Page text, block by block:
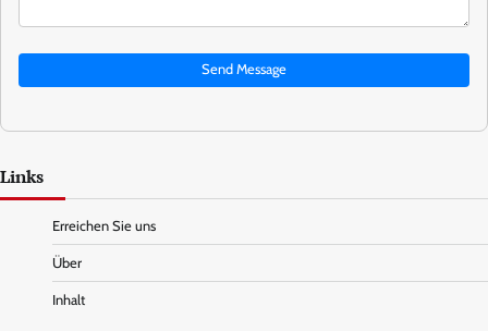
Send Message
Links
Erreichen Sie uns
Über
Inhalt